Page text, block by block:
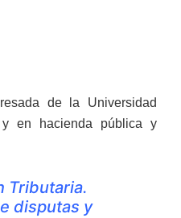
de la Universidad
y en hacienda pública y
Tributaria.
disputas y